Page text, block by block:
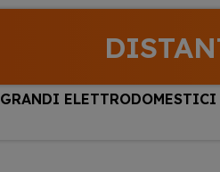
GRANDI ELETTRODOMESTICI